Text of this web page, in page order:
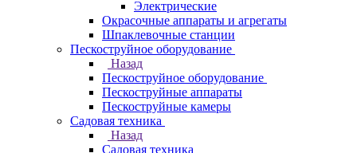
Электрические
Окрасочные аппараты и агрегаты
Шпаклевочные станции
Пескоструйное оборудование
Назад
Пескоструйное оборудование
Пескоструйные аппараты
Пескоструйные камеры
Садовая техника
Назад
Садовая техника